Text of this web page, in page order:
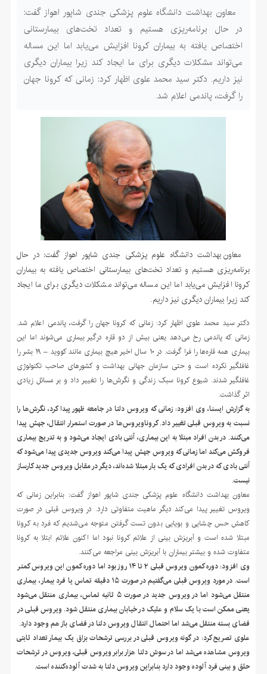
معاون بهداشت دانشگاه علوم پزشکی جندی شاپور اهواز گفت:
در حال برنامه‌ریزی هستیم و تعداد تخت‌های بیمارستانی
اختصاص یافته به بیماران کرونا افزایش می‌یابد اما این مساله
می‌تواند مشکلات دیگری برای ما ایجاد کند زیرا بیماران دیگری
نیز داریم. دکتر سید محمد علوی اظهار کرد: زمانی که کرونا جهان
را گرفت، پاندمی اعلام شد.
معاون بهداشت دانشگاه علوم پزشکی جندی شاپور اهواز گفت: در حال
برنامه‌ریزی هستیم و تعداد تخت‌های بیمارستانی اختصاص یافته به بیماران
کرونا افزایش می‌یابد اما این مساله می‌تواند مشکلات دیگری برای ما ایجاد
کند زیرا بیماران دیگری نیز داریم.
دکتر سید محمد علوی اظهار کرد: زمانی که کرونا جهان را گرفت، پاندمی اعلام شد.
زمانی که پاندمی رخ می‌دهد یعنی بیش از دو قاره درگیر بیماری می‌شوند اما این
بیماری همه قاره‌ها را فرا گرفت. در ۱۰ سال اخیر هیچ بیماری مانند کووید – ۱۹ بشر را
غافلگیر نکرده است و حتی سازمان جهانی بهداشت و کشورهای صاحب تکنولوژی
غافلگیر شدند. شیوع کرونا سبک زندگی و نگرش‌ها را تغییر داد و بر مسائل زیادی
اثر گذاشت.
به گزارش ایسنا، وی افزود: زمانی که ویروس دلتا در جامعه ظهور پیدا کرد، نگرش‌ها را
نسبت به ویروس قبلی تغییر داد. کروناویروس‌ها در صورت استمرار انتقال، جهش پیدا
می‌کنند. در بدن افراد مبتلا به این بیماری، آنتی بادی ایجاد می‌شود و به تدریج بیماری
فروکش می‌کند اما زمانی که ویروس جهش پیدا می‌کند ویروس جدیدی پیدا می‌شود که
آنتی بادی که در بدن افرادی که یک بار مبتلا شده‌اند، دیگر در مقابل ویروس جدید کارساز
نیست.
معاون بهداشت دانشگاه علوم پزشکی جندی شاپور اهواز گفت: بنابراین زمانی که
ویروس تغییر پیدا می‌کند دیگر ماهیت متفاوتی دارد. در ویروس قبلی در صورت
کاهش حس چشایی و بویایی بدون تست گرفتن متوجه می‌شدیم که فرد به کرونا
مبتلا شده است و آبریزش بینی از علائم کرونا نبود اما اکنون علائم ابتلا به کرونا
متفاوت شده و بیشتر بیماران با آبریزش بینی مراجعه می‌کنند.
وی افزود: دوره کمون ویروس قبلی ۲ تا ۱۴ روز بود اما دوره کمون این ویروس کمتر
است. در مورد ویروس قبلی می‌گفتیم در صورت ۱۵ دقیقه تماس یا فرد بیمار، بیماری
منتقل می‌شود اما در ویروس جدید در صورت ۵ ثانیه تماس، بیماری منتقل می‌شود
یعنی ممکن است با یک سلام و علیک در خیابان بیماری منتقل شود. ویروس قبلی در
فضای بسته منتقل می‌شد اما احتمال انتقال ویروس دلتا در فضای باز هم وجود دارد.
علوی تصریح کرد: در گونه ویروس قبلی در بررسی ترشحات بزاق یک بیمار تعداد ثابتی
ویروس مشاهده می‌شد اما در سوش دلتا هزار برابر ویروس قبلی، ویروس در ترشحات
حلق و بینی فرد آلوده وجود دارد بنابراین ویروس دلتا به شدت آلوده‌کننده است.